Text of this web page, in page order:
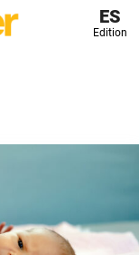
ES
Edition